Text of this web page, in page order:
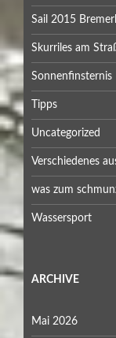
Sail 2015
Skurriles am
Sonnenfinsternis
Tipps
Uncategorized
Verschiedenes
was zum
Wassersport
ARCHIVE
Mai 2026